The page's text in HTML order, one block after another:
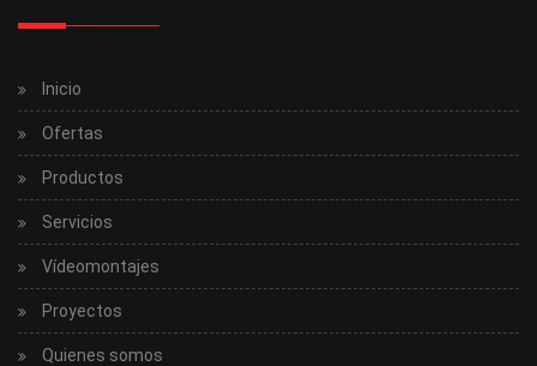
Inicio
Ofertas
Productos
Servicios
Vídeomontajes
Proyectos
Quienes somos